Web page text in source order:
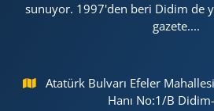
sunuyor. 1997'den beri Didim de
gazete....
Atatürk Bulvarı Efeler
Hanı No:1/B